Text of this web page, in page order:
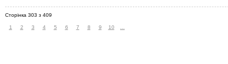
Сторінка 303 з 409
1 2 3 4 5 6 7 8 9 10